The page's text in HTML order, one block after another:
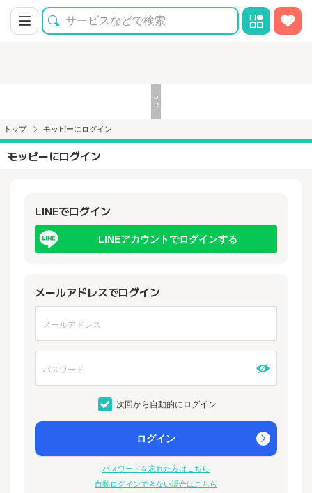
トップ モッピーにログイン
モッピーにログイン
LINEでログイン
LINEアカウントでログインする
メールアドレスでログイン
次回から自動的にログイン
ログイン
パスワードを忘れた方はこちら
自動ログインできない場合はこちら